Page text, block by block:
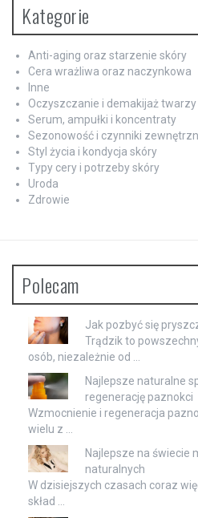
Kategorie
Anti-aging oraz starzenie skóry
Cera wrażliwa oraz naczynkowa
Inne
Oczyszczanie i demakijaż twarzy
Serum, ampułki i koncentraty
Sezonowość i czynniki
Styl życia i kondycja skóry
Typy cery i potrzeby skóry
Uroda
Zdrowie
Polecam
Jak pozbyć się
Trądzik to
osób, niezależnie od …
Najlepsze naturalne
regenerację paznokci
Wzmocnienie i regeneracja
wielu z …
Najlepsze na świecie
naturalnych
W dzisiejszych czasach coraz
skład …